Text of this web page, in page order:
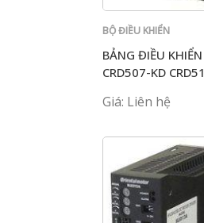
BỘ ĐIỀU KHIỂN
BẢNG ĐIỀU
CRD507-KD
Giá: Liên hệ